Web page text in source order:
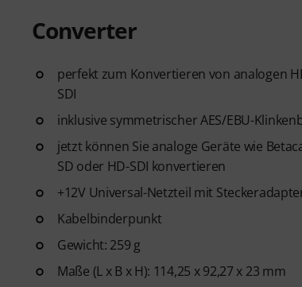
Converter
perfekt zum Konvertieren von analogen
SDI
inklusive symmetrischer AES/EBU-
jetzt können Sie analoge Geräte wie
SD oder HD-SDI konvertieren
+12V Universal-Netzteil mit
Kabelbinderpunkt
Gewicht: 259 g
Maße (L x B x H): 114,25 x 92,27 x 23 mm